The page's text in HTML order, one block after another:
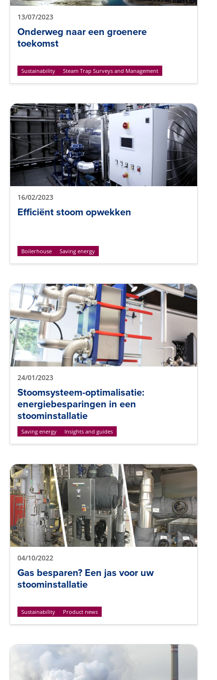
13/07/2023
Onderweg naar een groenere
toekomst
Sustainability Steam Trap Surveys and Management
16/02/2023
Efficiënt stoom opwekken
Boilerhouse Saving energy
24/01/2023
Stoomsysteem-optimalisatie:
energiebesparingen in een
stoominstallatie
Saving energy Insights and guides
04/10/2022
Gas besparen? Een jas voor uw
stoominstallatie
Sustainability Product news